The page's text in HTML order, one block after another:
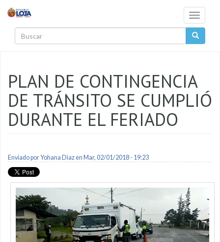
Toggle
PLAN DE CONTINGENCIA
DE TRÁNSITO SE CUMPLIÓ
DURANTE EL FERIADO
Enviado porYohana Diazen Mar, 02/01/2018 - 19:23